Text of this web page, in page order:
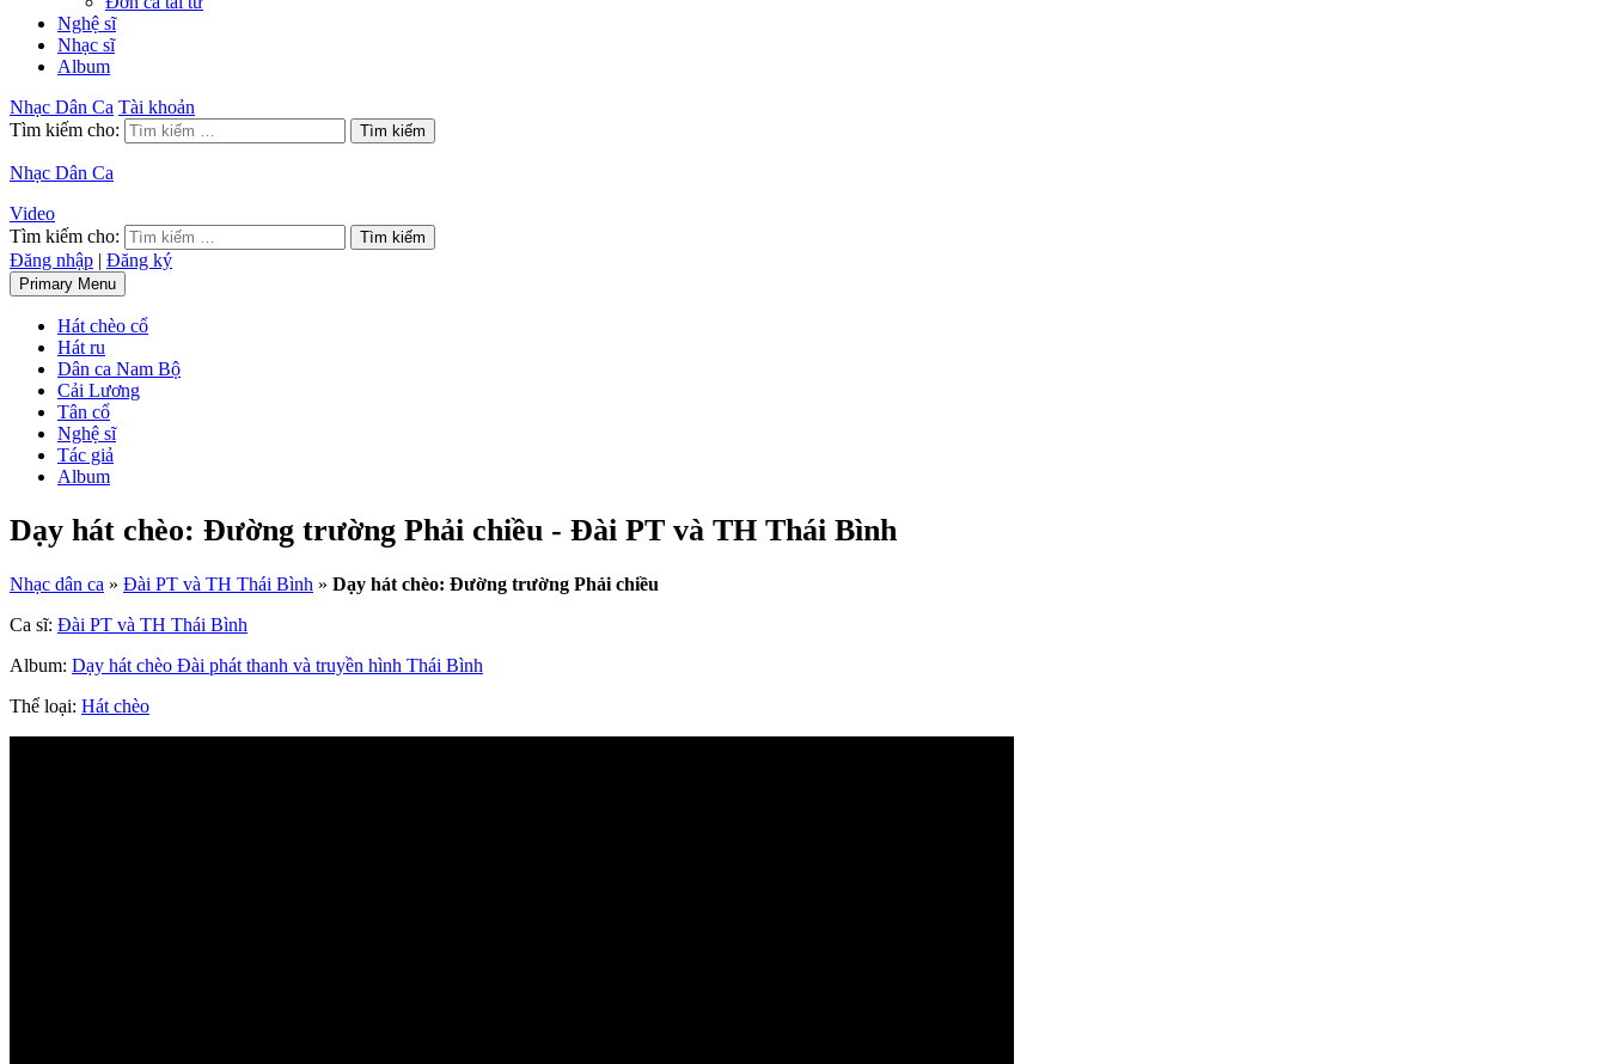
Nghệ sĩ
Nhạc sĩ
Album
Nhạc Dân Ca Tài khoản
Tìm kiếm cho:
Nhạc Dân Ca
Video
Tìm kiếm cho:
Đăng nhập | Đăng ký
Primary Menu
Hát chèo cổ
Hát ru
Dân ca Nam Bộ
Cải Lương
Tân cổ
Nghệ sĩ
Tác giả
Album
Dạy hát chèo: Đường trường Phải chiều - Đài PT và TH Thái Bình
Nhạc dân ca » Đài PT và TH Thái Bình » Dạy hát chèo: Đường trường Phải chiều
Ca sĩ: Đài PT và TH Thái Bình
Album: Dạy hát chèo Đài phát thanh và truyền hình Thái Bình
Thể loại: Hát chèo